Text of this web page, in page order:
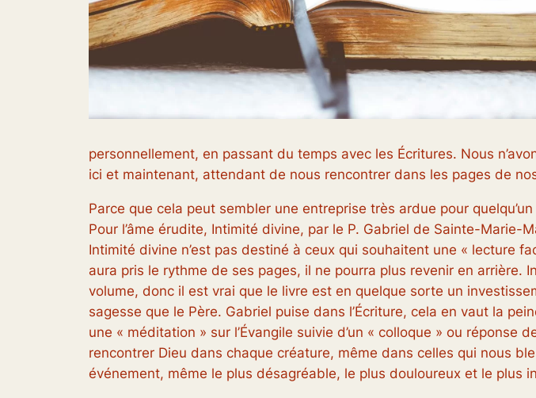
personnellement, en passant du temps avec les Écritures. Nous
ici et maintenant, attendant de nous rencontrer dans les pages de
Parce que cela peut sembler une entreprise très ardue pour
Pour l’âme érudite, Intimité divine, par le P. Gabriel de Sainte-Marie-
Intimité divine n’est pas destiné à ceux qui souhaitent une « lecture
aura pris le rythme de ses pages, il ne pourra plus revenir en arrière.
volume, donc il est vrai que le livre est en quelque sorte un
sagesse que le Père. Gabriel puise dans l’Écriture, cela en vaut la
une « méditation » sur l’Évangile suivie d’un « colloque » ou
rencontrer Dieu dans chaque créature, même dans celles qui nous
événement, même le plus désagréable, le plus douloureux et le plus